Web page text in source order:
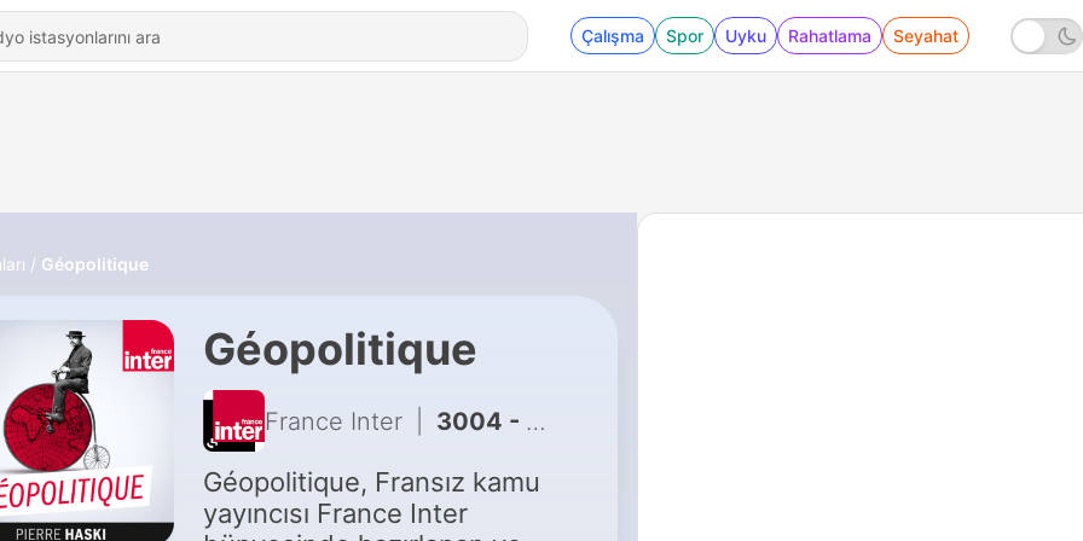
Çalışma Spor Uyku Rahatlama Seyahat
Géopolitique
Géopolitique
France Inter 3004 - Mojtaba Khamenei, le guide fantôme
Géopolitique, Fransız kamu
yayıncısı France Inter